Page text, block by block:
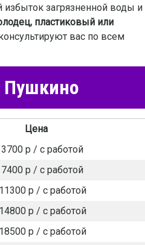
загрязненной воды и
пластиковый или
вас по всем
Цена
3700 р / c работой
7400 р / c работой
р / c работой
р / c работой
р / c работой